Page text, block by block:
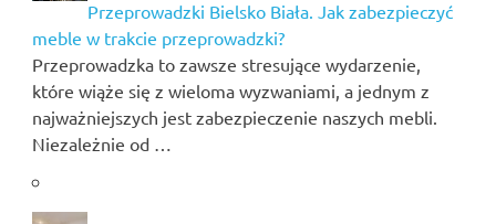
Przeprowadzki Bielsko Biała. Jak zabezpieczyć
meble w trakcie przeprowadzki?
Przeprowadzka to zawsze stresujące wydarzenie,
które wiąże się z wieloma wyzwaniami, a jednym z
najważniejszych jest zabezpieczenie naszych mebli.
Niezależnie od …